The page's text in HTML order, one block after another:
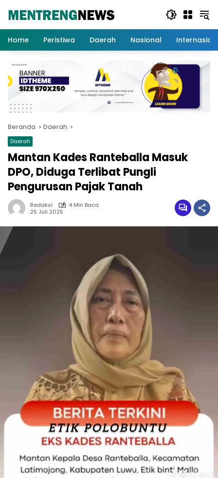
Home
Peristiwa Daerah Nasional
Beranda Daerah
Daerah
Mantan Kades Ranteballa Masuk
DPO, Diduga Terlibat Pungli
Pengurusan Pajak Tanah
Redaksi
4 Min Baca
25 Juli 2025